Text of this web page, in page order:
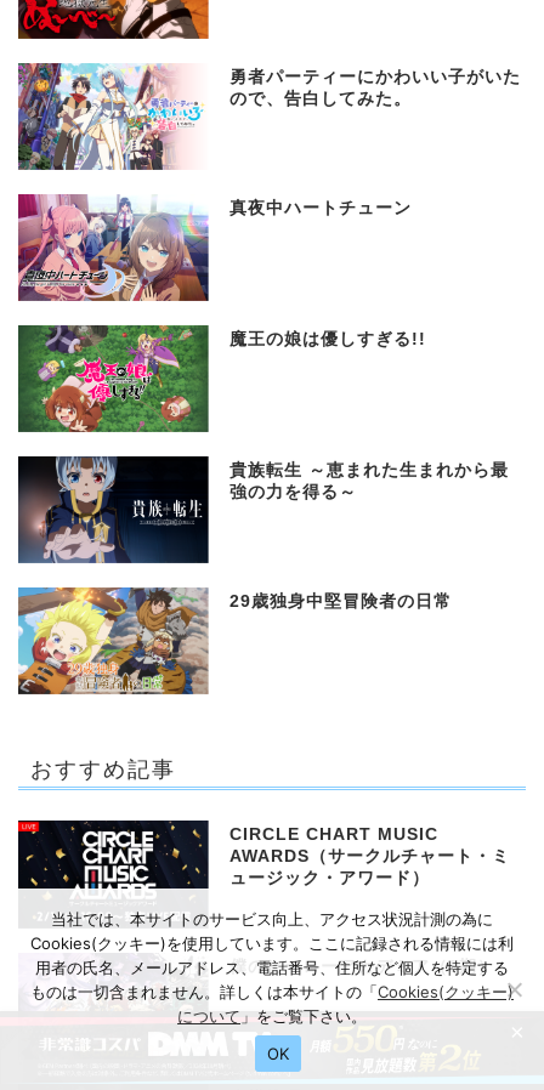
勇者パーティーにかわいい子がいた
ので、告白してみた。
真夜中ハートチューン
魔王の娘は優しすぎる!!
貴族転生 ～恵まれた生まれから最
強の力を得る～
29歳独身中堅冒険者の日常
おすすめ記事
CIRCLE CHART MUSIC
AWARDS（サークルチャート・ミ
ュージック・アワード）
僕のヒーローアカデミア（6期）
当社では、本サイトのサービス向上、アクセス状況計測の為に
Cookies(クッキー)を使用しています。ここに記録される情報には利
用者の氏名、メールアドレス、電話番号、住所など個人を特定する
ものは一切含まれません。詳しくは本サイトの「Cookies(クッキー)
について 」をご覧下さい。
OK